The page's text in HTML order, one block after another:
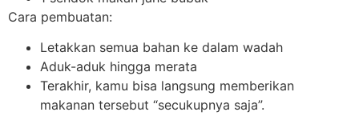
Cara pembuatan:
Letakkan semua bahan ke dalam wadah
Aduk-aduk hingga merata
Terakhir, kamu bisa langsung memberikan
makanan tersebut “secukupnya saja”.